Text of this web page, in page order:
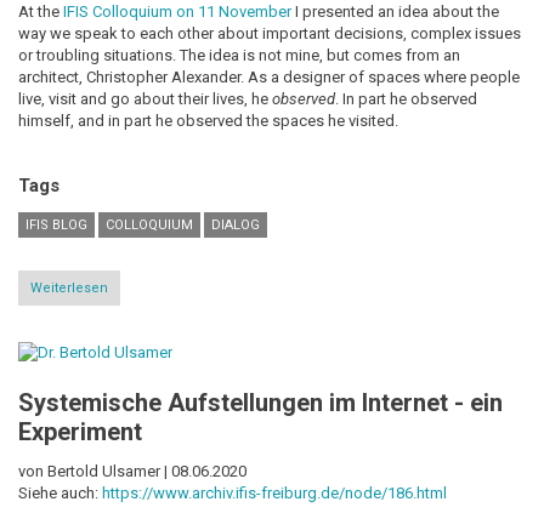
At the IFIS Colloquium on 11 NovemberI presented an idea about the
way we speak to each other about important decisions, complex issues
or troubling situations. The idea is not mine, but comes from an
architect, Christopher Alexander. As a designer of spaces where people
live, visit and go about their lives, he observed. In part he observed
himself, and in part he observed the spaces he visited.
Tags
IFIS BLOG COLLOQUIUM DIALOG
Weiterlesen
What
conversations
alive?
from
IFIS'
Online
n°
36
Systemische Aufstellungen im Internet - ein
Experiment
von Bertold Ulsamer | 08.06.2020
Siehe auch: https://www.archiv.ifis-freiburg.de/node/186.html